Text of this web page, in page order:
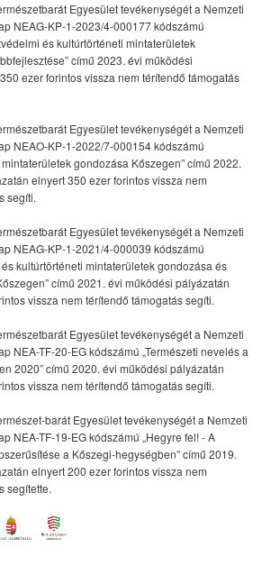
Egyesület tevékenységét a Nemzeti
NEAG-KP-1-2023/4-000177 kódszámú
és kultúrtörténeti mintaterületek
című 2023. évi működési
ezer forintos vissza nem térítendő támogatás
Egyesület tevékenységét a Nemzeti
NEAO-KP-1-2022/7-000154 kódszámú
mintaterületek gondozása Kőszegen” című 2022.
elnyert 350 ezer forintos vissza nem
segíti.
Egyesület tevékenységét a Nemzeti
NEAG-KP-1-2021/4-000039 kódszámú
és kultúrtörténeti mintaterületek gondozása és
című 2021. évi működési pályázatán
vissza nem térítendő támogatás segíti.
Egyesület tevékenységét a Nemzeti
NEA-TF-20-EG kódszámú „Természeti nevelés a
2020” című 2020. évi működési pályázatán
vissza nem térítendő támogatás segíti.
barát Egyesület tevékenységét a Nemzeti
NEA-TF-19-EG kódszámú „Hegyre fel! - A
a Kőszegi-hegységben” című 2019.
elnyert 200 ezer forintos vissza nem
segítette.